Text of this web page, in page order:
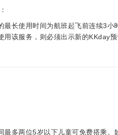
最长使用时间为航班起飞前连续3
用该服务，则必须出示新的KKday
最多两位5岁以下儿童可免费搭乘